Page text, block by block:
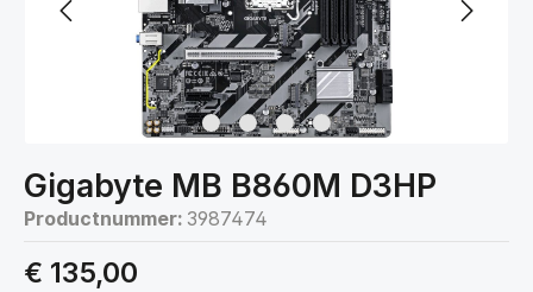
Gigabyte MB B860M D3HP
Productnummer: 3987474
€ 135,00